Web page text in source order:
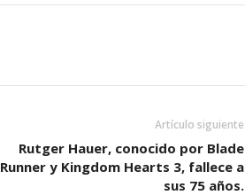
Artículo siguiente
Rutger Hauer, conocido por Blade
Runner y Kingdom Hearts 3, fallece a
sus 75 años.